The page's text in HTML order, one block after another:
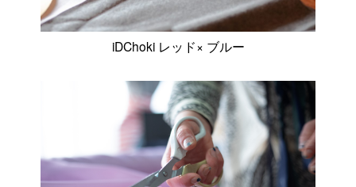
iDChoki レッド× ブルー